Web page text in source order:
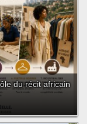
du récit africain